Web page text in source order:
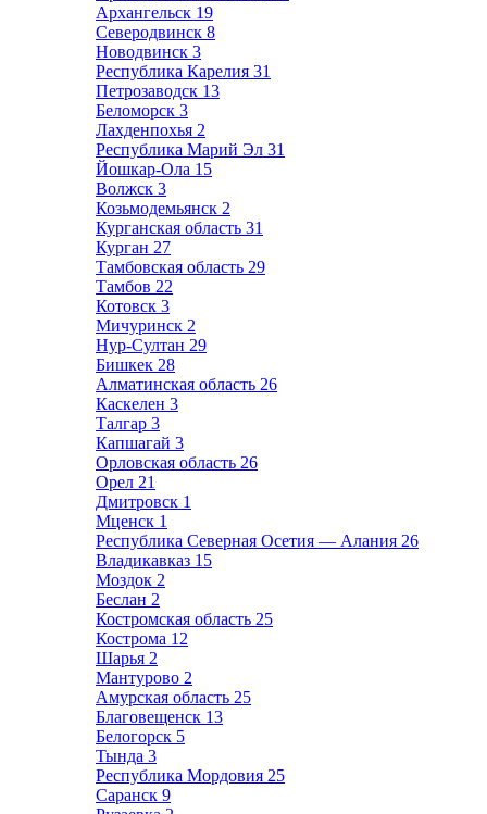
Архангельск 19
Северодвинск 8
Новодвинск 3
Республика Карелия 31
Петрозаводск 13
Беломорск 3
Лахденпохья 2
Республика Марий Эл 31
Йошкар-Ола 15
Волжск 3
Козьмодемьянск 2
Курганская область 31
Курган 27
Тамбовская область 29
Тамбов 22
Котовск 3
Мичуринск 2
Нур-Султан 29
Бишкек 28
Алматинская область 26
Каскелен 3
Талгар 3
Капшагай 3
Орловская область 26
Орел 21
Дмитровск 1
Мценск 1
Республика Северная Осетия — Алания 26
Владикавказ 15
Моздок 2
Беслан 2
Костромская область 25
Кострома 12
Шарья 2
Мантурово 2
Амурская область 25
Благовещенск 13
Белогорск 5
Тында 3
Республика Мордовия 25
Саранск 9